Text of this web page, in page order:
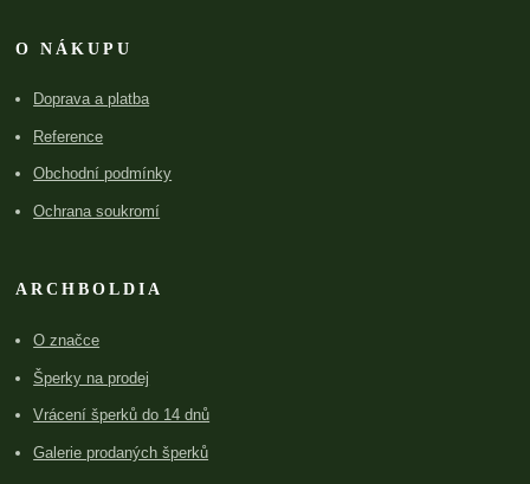
O NÁKUPU
Doprava a platba
Reference
Obchodní podmínky
Ochrana soukromí
ARCHBOLDIA
O značce
Šperky na prodej
Vrácení šperků do 14 dnů
Galerie prodaných šperků